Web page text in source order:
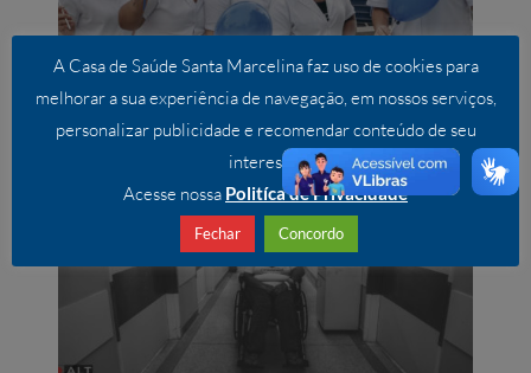
A Casa de Saúde Santa Marcelina faz uso de cookies para
melhorar a sua experiência de navegação, em nossos serviços,
personalizar publicidade e recomendar conteúdo de seu
interesse.
Acesse nossa Politíca de Privacidade
Fechar Concordo